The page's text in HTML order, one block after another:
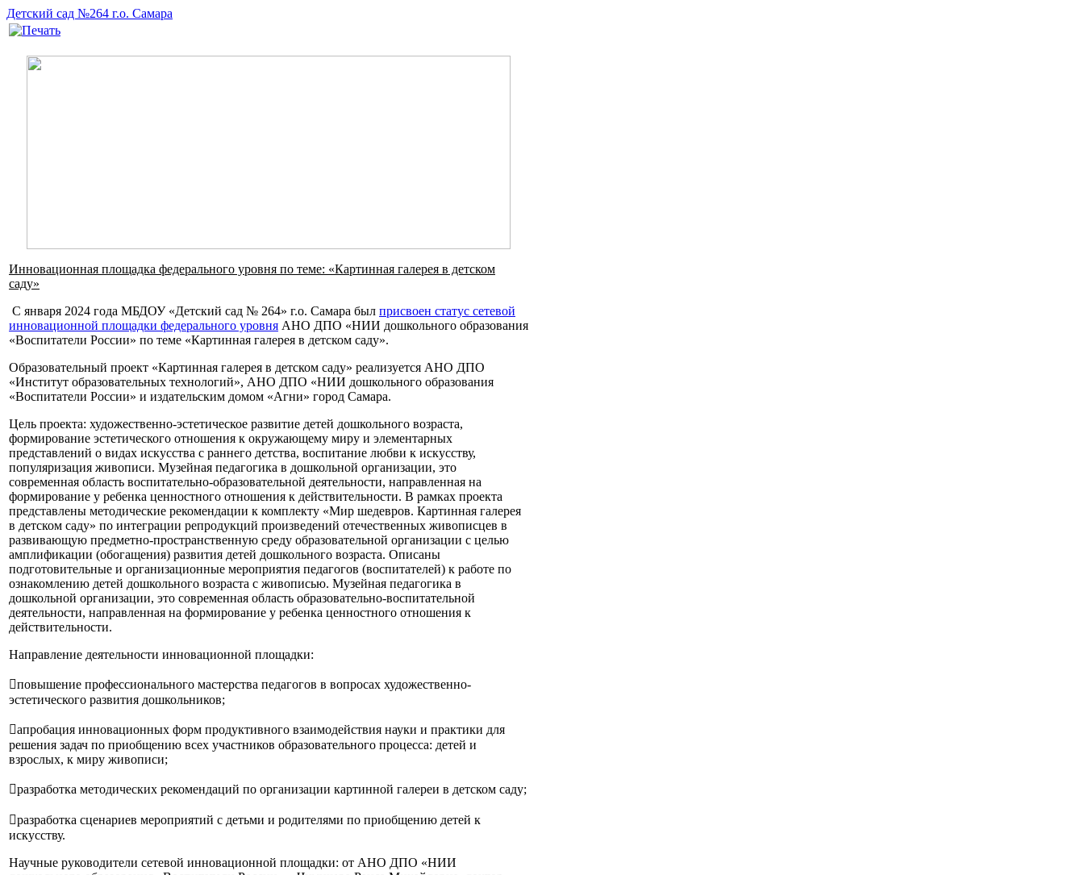
Детский сад №264 г.о. Самара
Инновационная площадка федерального уровня по теме: «Картинная галерея в детском
саду»
С января 2024 года МБДОУ «Детский сад № 264» г.о. Самара был присвоен статус сетевой
инновационной площадки федерального уровня АНО ДПО «НИИ дошкольного образования
«Воспитатели России» по теме «Картинная галерея в детском саду».
Образовательный проект «Картинная галерея в детском саду» реализуется АНО ДПО
«Институт образовательных технологий», АНО ДПО «НИИ дошкольного образования
«Воспитатели России» и издательским домом «Агни» город Самара.
Цель проекта: художественно-эстетическое развитие детей дошкольного возраста,
формирование эстетического отношения к окружающему миру и элементарных
представлений о видах искусства с раннего детства, воспитание любви к искусству,
популяризация живописи. Музейная педагогика в дошкольной организации, это
современная область воспитательно-образовательной деятельности, направленная на
формирование у ребенка ценностного отношения к действительности. В рамках проекта
представлены методические рекомендации к комплекту «Мир шедевров. Картинная галерея
в детском саду» по интеграции репродукций произведений отечественных живописцев в
развивающую предметно-пространственную среду образовательной организации с целью
амплификации (обогащения) развития детей дошкольного возраста. Описаны
подготовительные и организационные мероприятия педагогов (воспитателей) к работе по
ознакомлению детей дошкольного возраста с живописью. Музейная педагогика в
дошкольной организации, это современная область образовательно-воспитательной
деятельности, направленная на формирование у ребенка ценностного отношения к
действительности.
Направление деятельности инновационной площадки:
повышение профессионального мастерства педагогов в вопросах художественно-
эстетического развития дошкольников;
апробация инновационных форм продуктивного взаимодействия науки и практики для
решения задач по приобщению всех участников образовательного процесса: детей и
взрослых, к миру живописи;
разработка методических рекомендаций по организации картинной галереи в детском саду;
разработка сценариев мероприятий с детьми и родителями по приобщению детей к
искусству.
Научные руководители сетевой инновационной площадки: от АНО ДПО «НИИ